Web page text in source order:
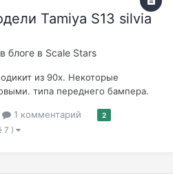
Tamiya S13 silvia
блоге в Scale Stars
из 90х. Некоторые
типа переднего бампера.
1 комментарий 2
7 )